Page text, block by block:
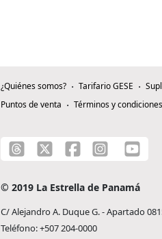
¿Quiénes somos? Tarifario GESE
Puntos de venta
Términos y condiciones
© 2019 La Estrella de Panamá
C/ Alejandro A. Duque G. - Apartado
Teléfono: +507 204-0000